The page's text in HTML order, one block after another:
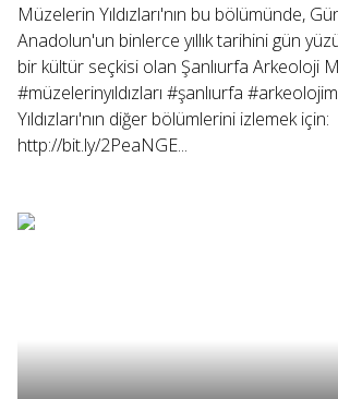
Müzelerin Yıldızları'nın bu bölümünde,
Anadolun'un binlerce yıllık tarihini gün
bir kültür seçkisi olan Şanlıurfa Arkeoloji
#müzelerinyıldızları #şanlıurfa
Yıldızları'nın diğer bölümlerini izlemek için:
http://bit.ly/2PeaNGE...